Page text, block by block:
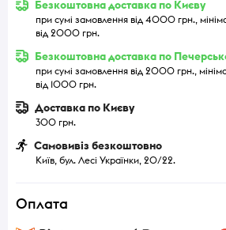
Безкоштовна доставка по Києву
при сумі замовлення від 4000 грн.,
від 2000 грн.
Безкоштовна доставка по
при сумі замовлення від 2000 грн.,
від 1000 грн.
Доставка по Києву
300 грн.
Самовивіз безкоштовно
Київ, бул. Лесі Українки, 20/22.
Оплата